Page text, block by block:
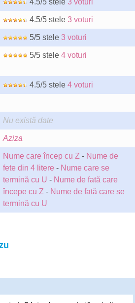
4.5/5 stele 3 voturi
4.5/5 stele 3 voturi
5/5 stele 3 voturi
5/5 stele 4 voturi
4.5/5 stele 4 voturi
Nu există date
Aziza
Nume care încep cu Z - Nume de
fete din 4 litere - Nume care se
termină cu U - Nume de fată care
începe cu Z - Nume de fată care se
termină cu U